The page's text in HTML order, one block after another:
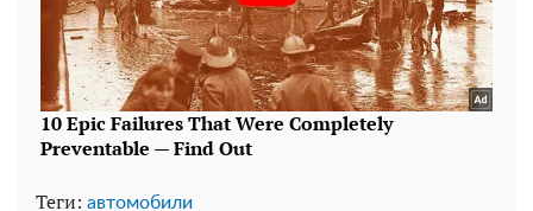
Теги: автомобили